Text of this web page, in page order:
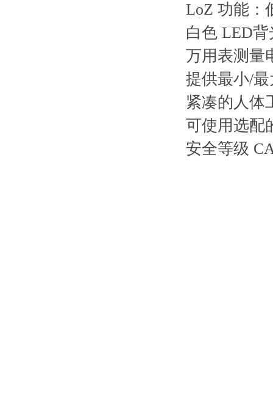
LoZ 功能：
白色 LED
万用表测量
提供最小/
紧凑的人体
可使用选配
安全等级